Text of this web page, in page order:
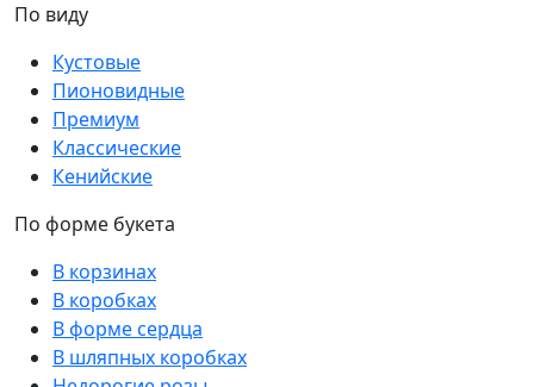
По виду
Кустовые
Пионовидные
Премиум
Классические
Кенийские
По форме букета
В корзинах
В коробках
В форме сердца
В шляпных коробках